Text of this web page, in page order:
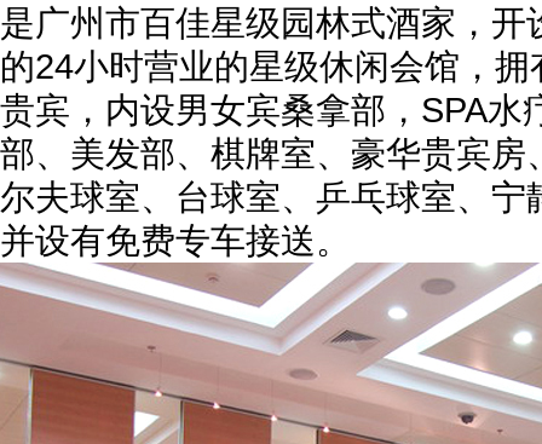
是广州市百佳星级园林式酒家，
的24小时营业的星级休闲会馆，
贵宾，内设男女宾桑拿部，SPA
部、美发部、棋牌室、豪华贵宾
尔夫球室、台球室、乒乓球室、
并设有免费专车接送。